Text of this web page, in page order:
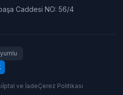
Caddesi NO: 56/4
İptal ve İadeÇerez Politikası